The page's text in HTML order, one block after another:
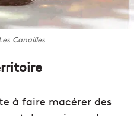
Canailles
à faire macérer des